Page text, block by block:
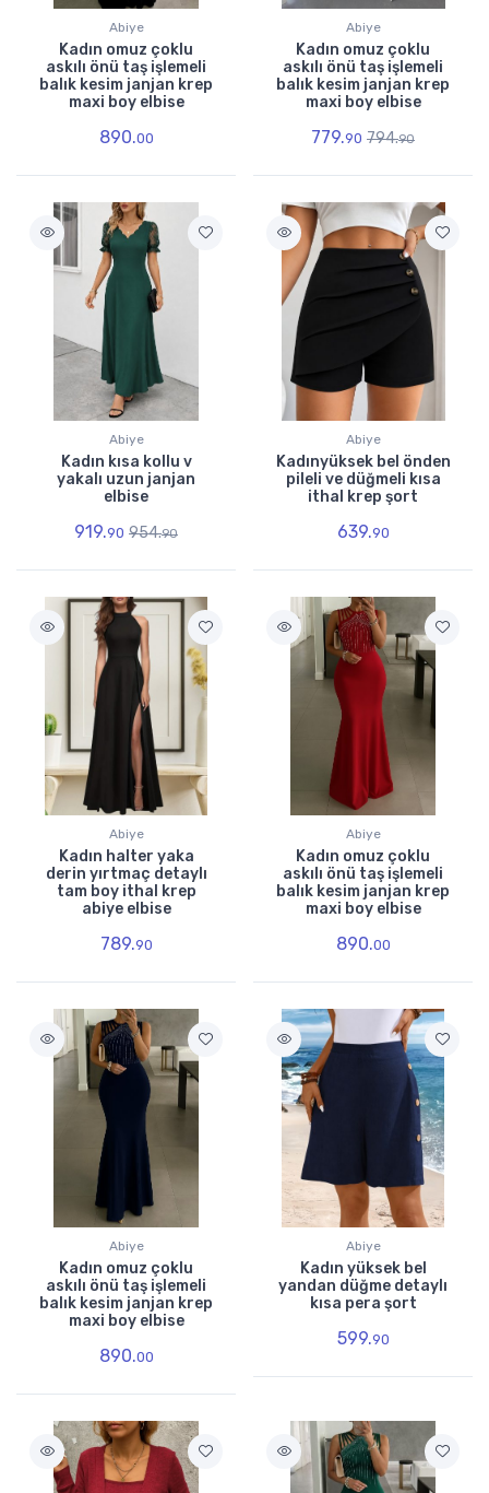
Abiye
Kadın omuz çoklu
askılı önü taş işlemeli
balık kesim janjan krep
maxi boy elbise
890.00
Abiye
Kadın omuz çoklu
askılı önü taş işlemeli
balık kesim janjan krep
maxi boy elbise
779.90 794.90
Abiye
Kadın kısa kollu v
yakalı uzun janjan
elbise
919.90 954.90
Abiye
Kadınyüksek bel önden
pileli ve düğmeli kısa
ithal krep şort
639.90
Abiye
Kadın halter yaka
derin yırtmaç detaylı
tam boy ithal krep
abiye elbise
789.90
Abiye
Kadın omuz çoklu
askılı önü taş işlemeli
balık kesim janjan krep
maxi boy elbise
890.00
Abiye
Kadın omuz çoklu
askılı önü taş işlemeli
balık kesim janjan krep
maxi boy elbise
890.00
Abiye
Kadın yüksek bel
yandan düğme detaylı
kısa pera şort
599.90